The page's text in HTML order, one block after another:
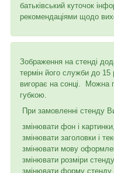
батьківський куточок
рекомендаціями щодо
Зображення на стенді
термін його служби до 15
вигорає на сонці. Можна
губкою.
При замовленні стенду
змінювати фон і картинки,
змінювати заголовки і
змінювати мову
змінювати розміри
змінювати форму стенду.